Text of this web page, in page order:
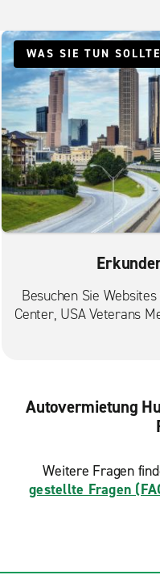
WAS SIE TUN
Besuchen Sie
Center, USA Veterans
Autovermietung
Weitere Fragen
gestellte Fragen